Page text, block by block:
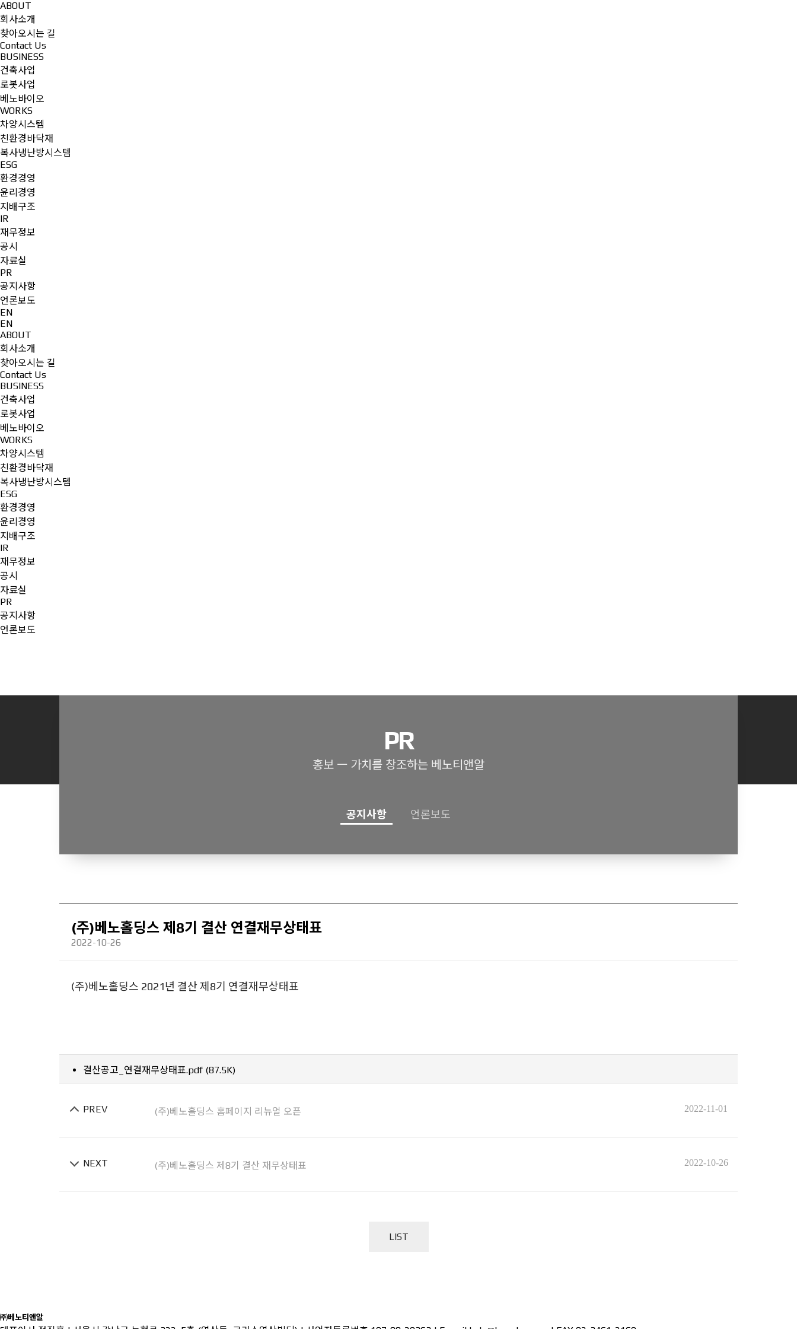
ABOUT
회사소개
찾아오시는 길
Contact Us
BUSINESS
건축사업
로봇사업
베노바이오
WORKS
차양시스템
친환경바닥재
복사냉난방시스템
ESG
환경경영
윤리경영
지배구조
IR
재무정보
공시
자료실
PR
공지사항
언론보도
EN
EN
ABOUT
회사소개
찾아오시는 길
Contact Us
BUSINESS
건축사업
로봇사업
베노바이오
WORKS
차양시스템
친환경바닥재
복사냉난방시스템
ESG
환경경영
윤리경영
지배구조
IR
재무정보
공시
자료실
PR
공지사항
언론보도
PR
홍보 ㅡ 가치를 창조하는 베노티앤알
공지사항 언론보도
(주)베노홀딩스 제8기 결산 연결재무상태표
2022-10-26
(주)베노홀딩스 2021년 결산 제8기 연결재무상태표
결산공고_연결재무상태표.pdf (87.5K)
PREV (주)베노홀딩스 홈페이지 리뉴얼 오픈 2022-11-01
NEXT (주)베노홀딩스 제8기 결산 재무상태표 2022-10-26
LIST
㈜베노티앤알